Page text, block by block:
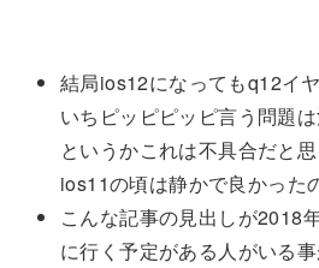
結局ios12になってもq12イ
いちピッピピッピ言う問題は
というかこれは不具合だと
ios11の頃は静かで良かった
こんな記事の見出しが2018
に行く予定がある人がいる